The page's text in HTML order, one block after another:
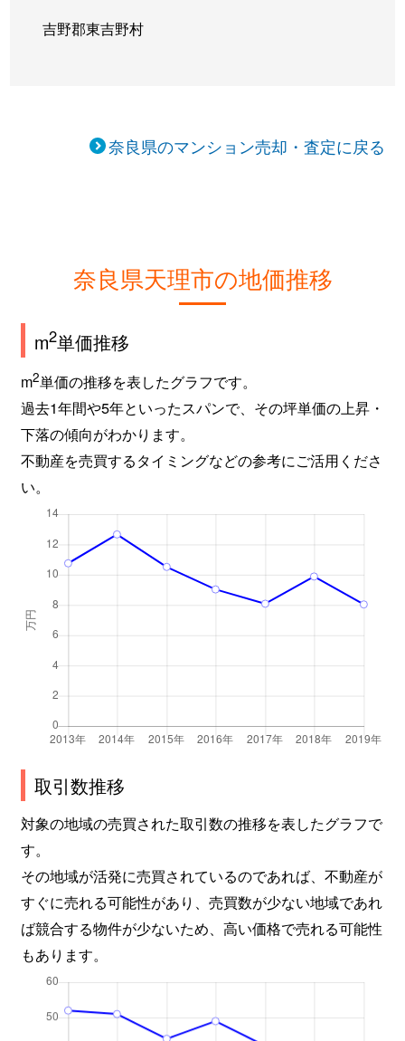
吉野郡東吉野村
奈良県のマンション売却・査定に戻る
奈良県天理市の地価推移
m2単価推移
m2単価の推移を表したグラフです。
過去1年間や5年といったスパンで、その坪単価の上昇・
下落の傾向がわかります。
不動産を売買するタイミングなどの参考にご活用くださ
い。
取引数推移
対象の地域の売買された取引数の推移を表したグラフで
す。
その地域が活発に売買されているのであれば、不動産が
すぐに売れる可能性があり、売買数が少ない地域であれ
ば競合する物件が少ないため、高い価格で売れる可能性
もあります。